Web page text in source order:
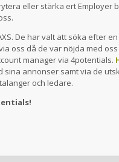
eller stärka ert Employer
De har valt att söka efter en
oss då de var nöjda med
manager via 4potentials.
sina annonser samt via de
och ledare.